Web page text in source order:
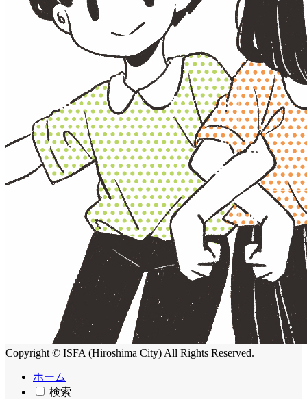
Copyright © ISFA (Hiroshima City) All Rights Reserved.
ホーム
検索